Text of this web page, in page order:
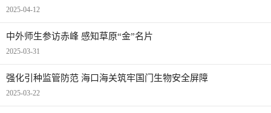
2025-04-12
中外师生参访赤峰 感知草原“金”名片
2025-03-31
强化引种监管防范 海口海关筑牢国门生物安全屏障
2025-03-22